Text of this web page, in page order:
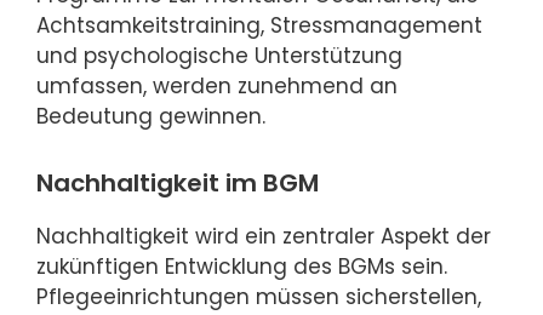
Achtsamkeitstraining, Stressmanagement
und psychologische Unterstützung
umfassen, werden zunehmend an
Bedeutung gewinnen.
Nachhaltigkeit im BGM
Nachhaltigkeit wird ein zentraler Aspekt der
zukünftigen Entwicklung des BGMs sein.
Pflegeeinrichtungen müssen sicherstellen,